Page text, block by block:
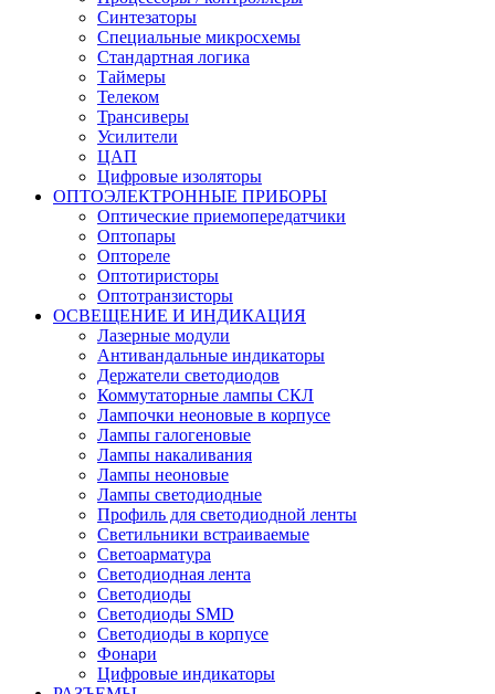
Синтезаторы
Специальные микросхемы
Стандартная логика
Таймеры
Телеком
Трансиверы
Усилители
ЦАП
Цифровые изоляторы
ОПТОЭЛЕКТРОННЫЕ ПРИБОРЫ
Оптические приемопередатчики
Оптопары
Оптореле
Оптотиристоры
Оптотранзисторы
ОСВЕЩЕНИЕ И ИНДИКАЦИЯ
Лазерные модули
Антивандальные индикаторы
Держатели светодиодов
Коммутаторные лампы СКЛ
Лампочки неоновые в корпусе
Лампы галогеновые
Лампы накаливания
Лампы неоновые
Лампы светодиодные
Профиль для светодиодной ленты
Светильники встраиваемые
Светоарматура
Светодиодная лента
Светодиоды
Светодиоды SMD
Светодиоды в корпусе
Фонари
Цифровые индикаторы